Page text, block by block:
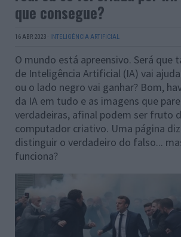
que consegue?
16 ABR 2023 · INTELIGÊNCIA ARTIFICIAL
O mundo está apreensivo. Será que
de Inteligência Artificial (IA) vai
ou o lado negro vai ganhar? Bom,
da IA em tudo e as imagens que
verdadeiras, afinal podem ser fruto
computador criativo. Uma página
distinguir o verdadeiro do falso...
funciona?